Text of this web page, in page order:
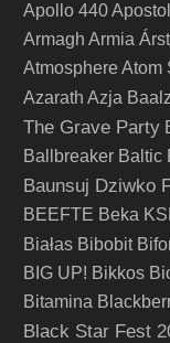
Apollo 440
Armagh Armia
AtmosphereAtom
Azarath Azja
The Grave Party
Ballbreaker Baltic
Baunsuj Dziwko
BEEFTE Beka
Białas Bibobit
BIG UP! Bikkos
Bitamina
Black Star Fest